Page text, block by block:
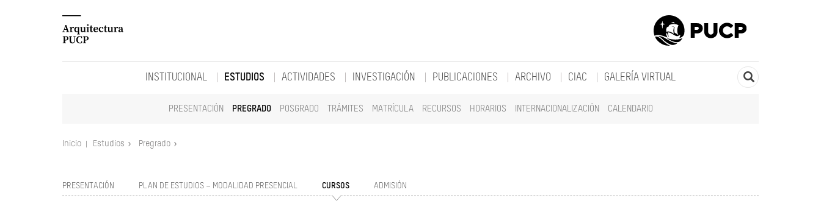
INSTITUCIONAL ESTUDIOS
PRESENTACIÓN PREGRADO POSGRADO TRÁMITES MATRÍCULA RECURSOS HORARIOS INTERNACIONALIZACIÓN CALENDARIO
ACTIVIDADES INVESTIGACIÓN PUBLICACIONES ARCHIVO CIAC GALERÍA VIRTUAL
Inicio Estudios Pregrado
PRESENTACIÓN PLAN DE ESTUDIOS – MODALIDAD PRESENCIAL CURSOS ADMISIÓN